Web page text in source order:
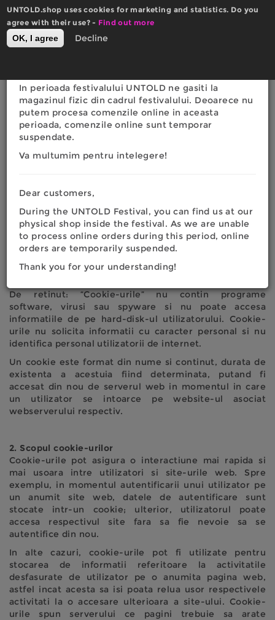
UNTOLD.shop uses cookies for marketing and statistics. Do you
agree with their use? - Find out more
OK, I agree Decline
Skip
to
main
content
0
You
are
here
Home | Informare cookie-uri
INFORMARE
COOKIE-URI
1. Ce este un cookie?
fisier de mici dimensiuni, format din litere si numere,
care este stocat pe orice terminal cu acces la internet
(computer, laptop, smartphone, tableta etc.) si este
instalat prin solicitarea emisa de catre un server web
unui browser (ex: Chrome, Internet Explorer, Mozilla,
De retinut: “Cookie-urile” nu contin programe
software, virusi sau spyware si nu poate accesa
informatiile de pe hard-disk-ul utilizatorului. Cookie-
urile nu solicita informatii cu caracter personal si nu
identifica personal utilizatorii de internet.
Un cookie este format din nume si continut, durata de
existenta a acestuia fiind determinata, putand fi
accesat din nou de serverul web in momentul in care
un utilizator se intoarce pe website-ul asociat
webserverului respectiv.
2. Scopul cookie-urilor
Cookie-urile pot asigura o interactiune mai rapida si
mai usoara intre utilizatori si site-urile web. Spre
exemplu, in momentul autentificarii unui utilizator pe
un anumit site web, datele de autentificare sunt
stocate intr-un cookie; ulterior, utilizatorul poate
accesa respectivul site fara sa fie nevoie sa se
autentifice din nou.
In alte cazuri, cookie-urile pot fi utilizate pentru
stocarea de informatii referitoare la activitatile
desfasurate de utilizator pe o anumita pagina web,
astfel incat acesta sa isi poata relua usor respectivele
activitati la o accesare ulterioara a site-ului. Cookie-
urile spun serverului ce pagini trebuie sa arate
Actualizare website
In perioada festivalului UNTOLD ne gasiti la
magazinul fizic din cadrul festivalului. Deoarece nu
putem procesa comenzile online in aceasta
perioada, comenzile online sunt temporar
suspendate.
Va multumim pentru intelegere!
Dear customers,
During the UNTOLD Festival, you can find us at our
physical shop inside the festival. As we are unable
to process online orders during this period, online
orders are temporarily suspended.
Thank you for your understanding!